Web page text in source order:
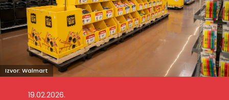
Izvor: Walmart
19.02.2026.